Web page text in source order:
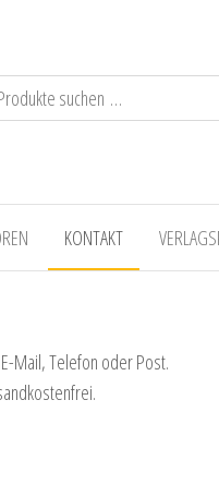
KONTAKT
Mail, Telefon oder Post.